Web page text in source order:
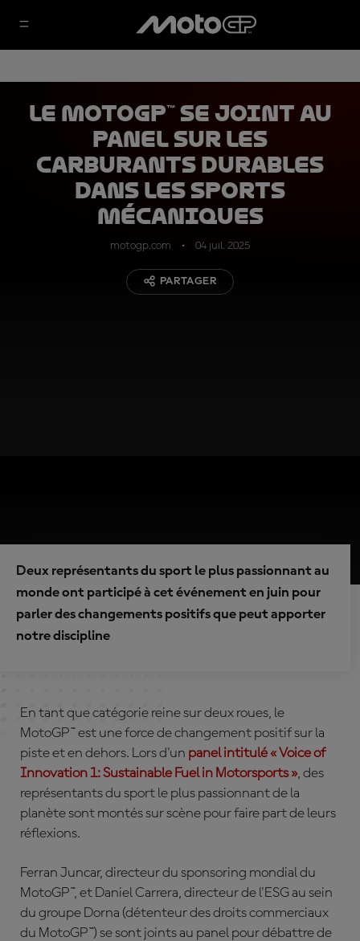
Le MotoGP™ se joint au
panel sur les
carburants durables
dans les sports
mécaniques
motogp.com 04 juil. 2025
PARTAGER
Deux représentants du sport le plus passionnant au
monde ont participé à cet événement en juin pour
parler des changements positifs que peut apporter
notre discipline
En tant que catégorie reine sur deux roues, le
MotoGP™ est une force de changement positif sur la
piste et en dehors. Lors d'un panel intitulé « Voice of
Innovation 1: Sustainable Fuel in Motorsports », des
représentants du sport le plus passionnant de la
planète sont montés sur scène pour faire part de leurs
réflexions.
Ferran Juncar, directeur du sponsoring mondial du
MotoGP™, et Daniel Carrera, directeur de l'ESG au sein
du groupe Dorna (détenteur des droits commerciaux
du MotoGP™) se sont joints au panel pour débattre de